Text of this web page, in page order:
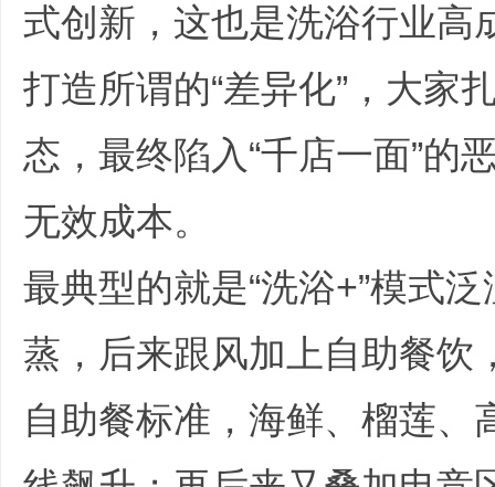
式创新，这也是洗浴行业高
打造所谓的“差异化”，大家
态，最终陷入“千店一面”的
无效成本。
最典型的就是“洗浴+”模式
蒸，后来跟风加上自助餐饮
自助餐标准，海鲜、榴莲、